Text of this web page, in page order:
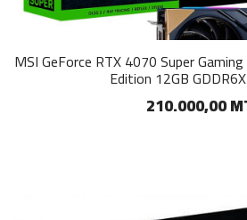
MSI GeForce RTX 4070 Super
Edition 12GB
210.000,00